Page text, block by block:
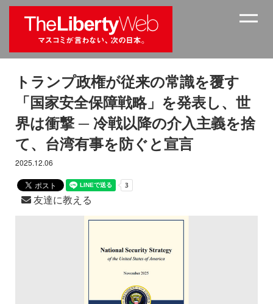
トランプ政権が従来の常識を覆す
「国家安全保障戦略」を発表し、世
界は衝撃 ─ 冷戦以降の介入主義を捨
て、台湾有事を防ぐと宣言
2025.12.06
友達に教える